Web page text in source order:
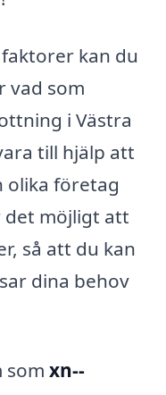
kan du
vad som
i Västra
till hjälp att
företag
möjligt att
så att du kan
dina behov
som xn--